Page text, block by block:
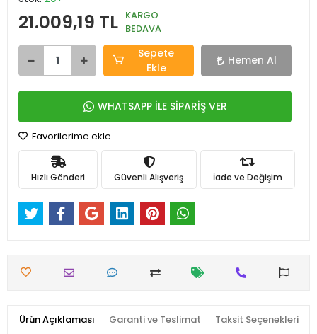
21.009,19 TL KARGO
BEDAVA
Sepete
Ekle
Hemen Al
WHATSAPP İLE SİPARİŞ VER
Favorilerime ekle
Hızlı Gönderi Güvenli Alışveriş İade ve Değişim
Ürün Açıklaması Garanti ve Teslimat Taksit Seçenekleri